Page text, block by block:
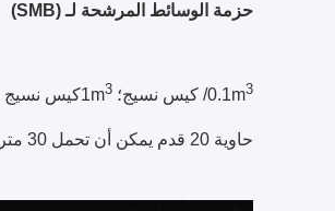
حزمة الوسائط المرشحة لـ (SMB)
0.1m3 / كيس نسيج؛ 1m 3 كيس نسيج 1 متر
حاوية 20 قدم يمكن أن تحمل 30 مترا